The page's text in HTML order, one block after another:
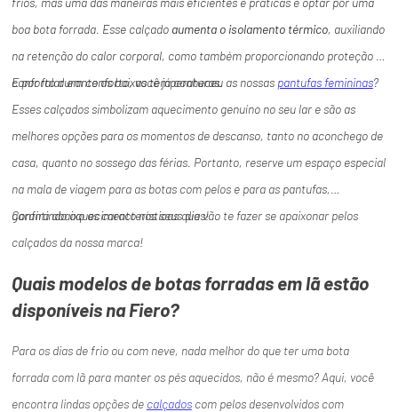
boa bota forrada. Esse calçado aumenta o isolamento térmico, auxiliando
na retenção do calor corporal, como também proporcionando proteção e
conforto durante as baixas temperaturas.
E por falar em conforto, você já conheceu as nossas pantufas femininas?
Esses calçados simbolizam aquecimento genuíno no seu lar e são as
melhores opções para os momentos de descanso, tanto no aconchego de
casa, quanto no sossego das férias. Portanto, reserve um espaço especial
na mala de viagem para as botas com pelos e para as pantufas,
garantindo aquecimento nos seus dias!
Confira abaixo as características que vão te fazer se apaixonar pelos
calçados da nossa marca!
Quais modelos de botas forradas em lã estão
disponíveis na Fiero?
Para os dias de frio ou com neve, nada melhor do que ter uma bota
forrada com lã para manter os pés aquecidos, não é mesmo? Aqui, você
encontra lindas opções de calçadoscom pelos desenvolvidos com